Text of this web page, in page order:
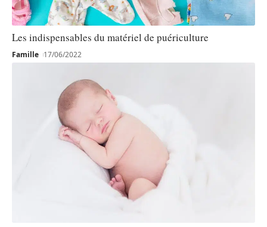
Les indispensables du matériel de puériculture
Famille 17/06/2022